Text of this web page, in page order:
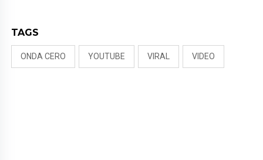
TAGS
ONDA CERO YOUTUBE VIRAL VIDEO